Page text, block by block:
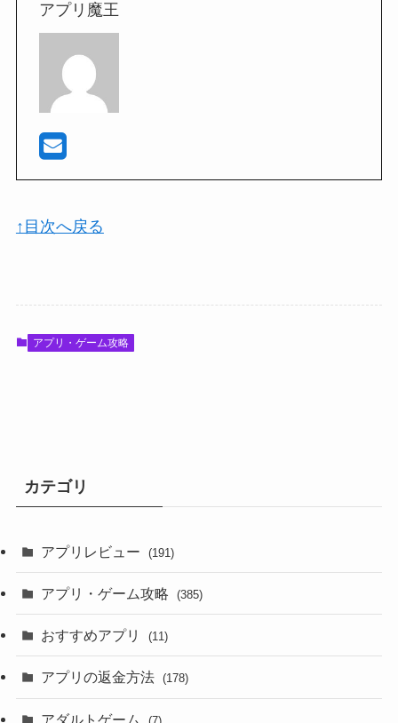
アプリ魔王
↑目次へ戻る
アプリ・ゲーム攻略
カテゴリ
アプリレビュー (191)
アプリ・ゲーム攻略 (385)
おすすめアプリ (11)
アプリの返金方法 (178)
アダルトゲーム